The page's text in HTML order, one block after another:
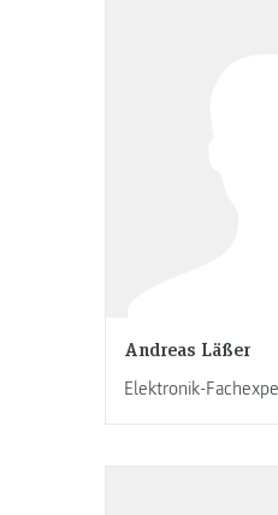
Andreas Läßer
Elektronik-